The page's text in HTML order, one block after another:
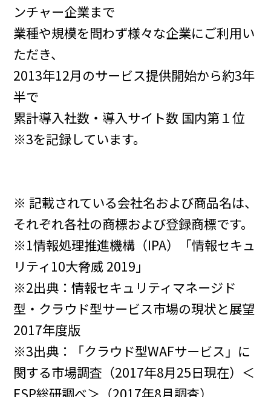
ンチャー企業まで
業種や規模を問わず様々な企業にご利用い
ただき、
2013年12月のサービス提供開始から約3年
半で
累計導入社数・導入サイト数 国内第１位
※3を記録しています。
※ 記載されている会社名および商品名は、
それぞれ各社の商標および登録商標です。
※1情報処理推進機構（IPA）「情報セキュ
リティ10大脅威 2019」
※2出典：情報セキュリティマネージド
型・クラウド型サービス市場の現状と展望
2017年度版
※3出典：「クラウド型WAFサービス」に
関する市場調査（2017年8月25日現在）＜
ESP総研調べ＞（2017年8月調査）